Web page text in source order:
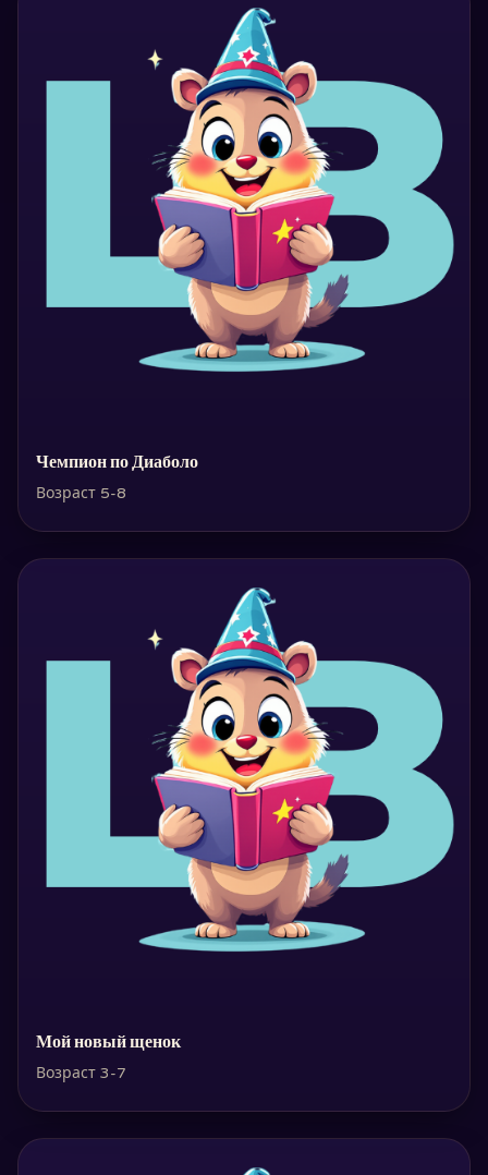
Чемпион по Диаболо
Возраст 5-8
Мой новый щенок
Возраст 3-7